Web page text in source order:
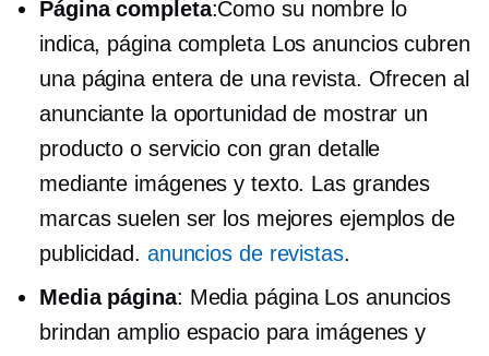
Página completa:Como su nombre lo
indica, página completaLos anuncios cubren
una página entera de una revista. Ofrecen al
anunciante la oportunidad de mostrar un
producto o servicio con gran detalle
mediante imágenes y texto. Las grandes
marcas suelen ser los mejores ejemplos de
publicidad. anuncios de revistas.
Media página: Media páginaLos anuncios
brindan amplio espacio para imágenes y